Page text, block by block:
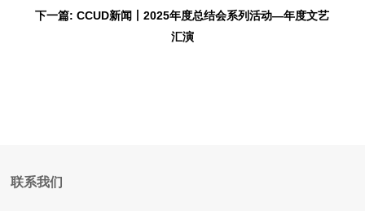
下一篇: CCUD新闻丨2025年度总结会系列活动—年度文艺
汇演
联系我们